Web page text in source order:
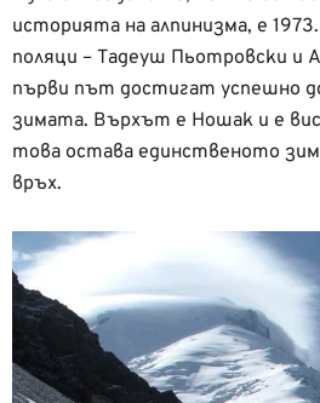
историята на алпинизма, е
поляци – Тадеуш Пьотровски и
първи път достигат успешно
зимата. Върхът е Ношак и е
това остава единственото
връх.